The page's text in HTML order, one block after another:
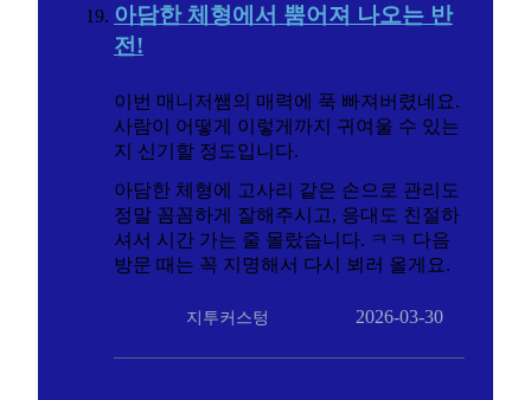
아담한 체형에서 뿜어져 나오는 반
전!
이번 매니저쌤의 매력에 푹 빠져버렸네요.
사람이 어떻게 이렇게까지 귀여울 수 있는
지 신기할 정도입니다.
아담한 체형에 고사리 같은 손으로 관리도
정말 꼼꼼하게 잘해주시고, 응대도 친절하
셔서 시간 가는 줄 몰랐습니다. ㅋㅋ 다음
방문 때는 꼭 지명해서 다시 뵈러 올게요.
지투커스텅 2026-03-30